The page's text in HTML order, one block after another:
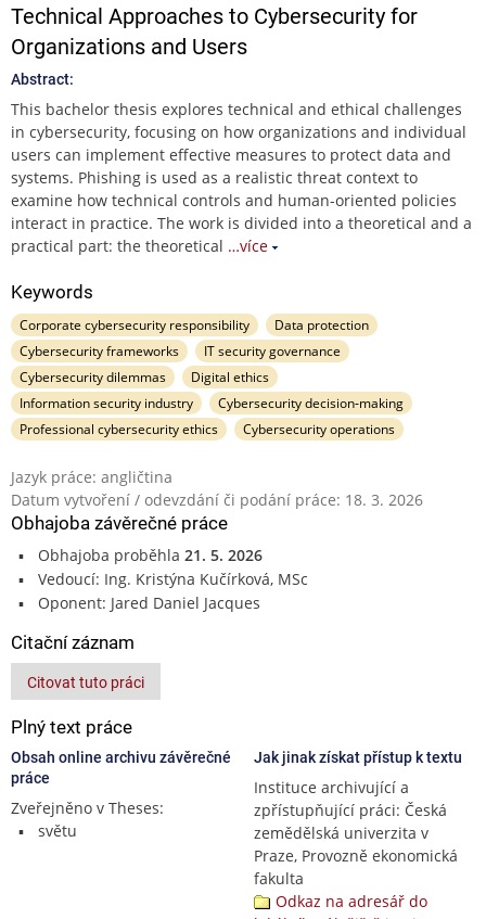
Technical Approaches to Cybersecurity for
Organizations and Users
Abstract:
This bachelor thesis explores technical and ethical challenges
in cybersecurity, focusing on how organizations and individual
users can implement effective measures to protect data and
systems. Phishing is used as a realistic threat context to
examine how technical controls and human-oriented policies
interact in practice. The work is divided into a theoretical and a
practical part: the theoretical …více
Keywords
Corporate cybersecurity responsibility
Data protection
Cybersecurity frameworks
IT security governance
Cybersecurity dilemmas
Digital ethics
Information security industry
Cybersecurity decision‐making
Professional cybersecurity ethics
Cybersecurity operations
Jazyk práce: angličtina
Datum vytvoření / odevzdání či podání práce: 18. 3. 2026
Obhajoba závěrečné práce
Obhajoba proběhla 21. 5. 2026
Vedoucí: Ing. Kristýna Kučírková, MSc
Oponent: Jared Daniel Jacques
Citační záznam
Citovat tuto práci
Plný text práce
Obsah online archivu závěrečné
práce
Zveřejněno v Theses:
světu
Jak jinak získat přístup k textu
Instituce archivující a
zpřístupňující práci: Česká
zemědělská univerzita v
Praze, Provozně ekonomická
fakulta
Odkaz na adresář do